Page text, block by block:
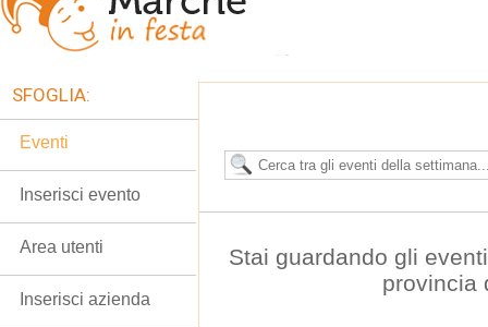
Stai guardando gli
provincia
SFOGLIA:
Eventi
Inserisci evento
Area utenti
Inserisci azienda